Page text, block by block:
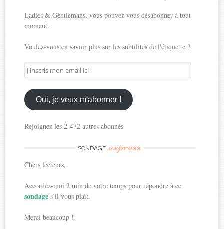
Ladies & Gentlemans, vous pouvez vous désabonner à tout
moment.
Voulez-vous en savoir plus sur les subtilités de l'étiquette ?
J'inscris
mon
email
ici
Oui, je veux m'abonner !
Rejoignez les 2 472 autres abonnés
SONDAGE express
Chers lecteurs,
Accordez-moi 2 min de votre temps pour répondre à ce
sondages’il vous plaît.
Merci beaucoup !